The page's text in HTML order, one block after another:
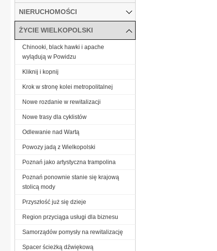
NIERUCHOMOŚCI
ŻYCIE WIELKOPOLSKI
Chinooki, black hawki i apache
wylądują w Powidzu
Kliknij i kopnij
Krok w stronę kolei metropolitalnej
Nowe rozdanie w rewitalizacji
Nowe trasy dla cyklistów
Odlewanie nad Wartą
Powozy jadą z Wielkopolski
Poznań jako artystyczna trampolina
Poznań ponownie stanie się krajową
stolicą mody
Przyszłość już się dzieje
Region przyciąga usługi dla biznesu
Samorządów pomysły na rewitalizację
Spacer ścieżką dźwiękową